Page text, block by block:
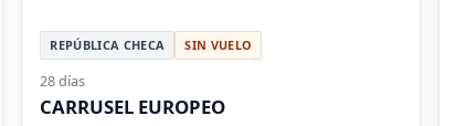
REPÚBLICA CHECA SIN VUELO
28 días
CARRUSEL EUROPEO